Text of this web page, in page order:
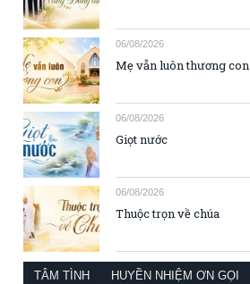
06/08/2026
Mẹ vẫn luôn thương con
06/08/2026
Giọt nước
06/08/2026
Thuộc trọn về chúa
TÂM TÌNH HUYỀN NHIỆM ƠN GỌI